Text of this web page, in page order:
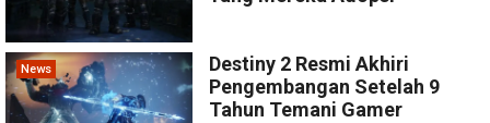
News
Destiny 2 Resmi Akhiri
Pengembangan Setelah 9
Tahun Temani Gamer